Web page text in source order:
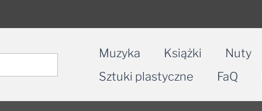
Muzyka Książki Nuty
Sztuki plastyczne
FaQ